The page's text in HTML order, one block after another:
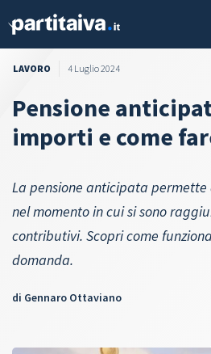
LAVORO 4 Luglio 2024
Pensione
importi e come
La pensione anticipata
nel momento in cui si sono
contributivi. Scopri come
domanda.
di Gennaro Ottaviano